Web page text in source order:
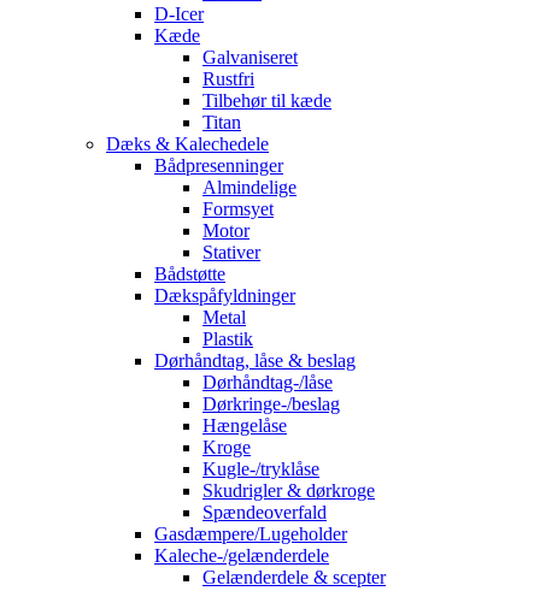
D-Icer
Kæde
Galvaniseret
Rustfri
Tilbehør til kæde
Titan
Dæks & Kalechedele
Bådpresenninger
Almindelige
Formsyet
Motor
Stativer
Bådstøtte
Dækspåfyldninger
Metal
Plastik
Dørhåndtag, låse & beslag
Dørhåndtag-/låse
Dørkringe-/beslag
Hængelåse
Kroge
Kugle-/tryklåse
Skudrigler & dørkroge
Spændeoverfald
Gasdæmpere/Lugeholder
Kaleche-/gelænderdele
Gelænderdele & scepter